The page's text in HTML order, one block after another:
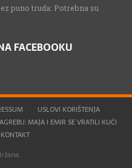
puno truda: Potrebna su
FACEBOOKU
USLOVI KORIŠTENJA
MAJA I EMIR SE VRATILI KUĆI
KONTAKT